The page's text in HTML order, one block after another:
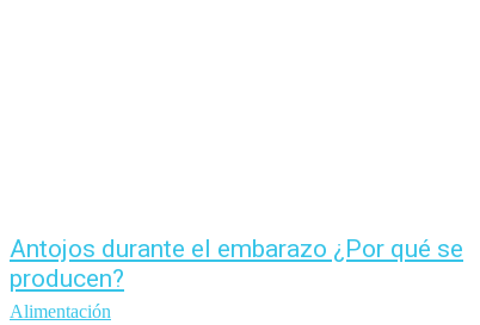
Antojos durante el embarazo ¿Por qué se
producen?
Alimentación